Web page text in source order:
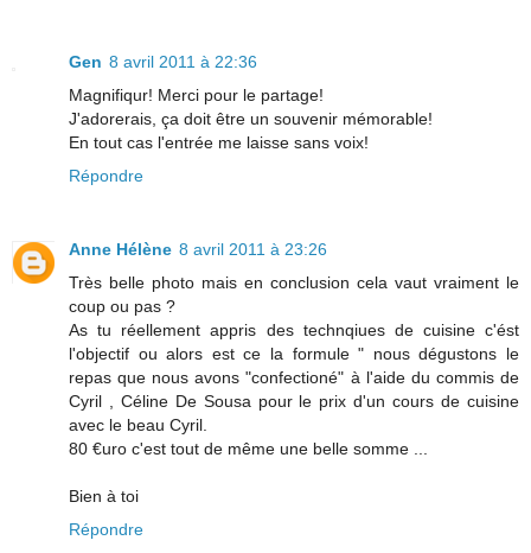
Gen 8 avril 2011 à 22:36
Magnifiqur! Merci pour le partage!
J'adorerais, ça doit être un souvenir mémorable!
En tout cas l'entrée me laisse sans voix!
Répondre
Anne Hélène 8 avril 2011 à 23:26
Très belle photo mais en conclusion cela vaut vraiment le
coup ou pas ?
As tu réellement appris des technqiues de cuisine c'ést
l'objectif ou alors est ce la formule " nous dégustons le
repas que nous avons "confectioné" à l'aide du commis de
Cyril , Céline De Sousa pour le prix d'un cours de cuisine
avec le beau Cyril.
80 €uro c'est tout de même une belle somme ...
Bien à toi
Répondre